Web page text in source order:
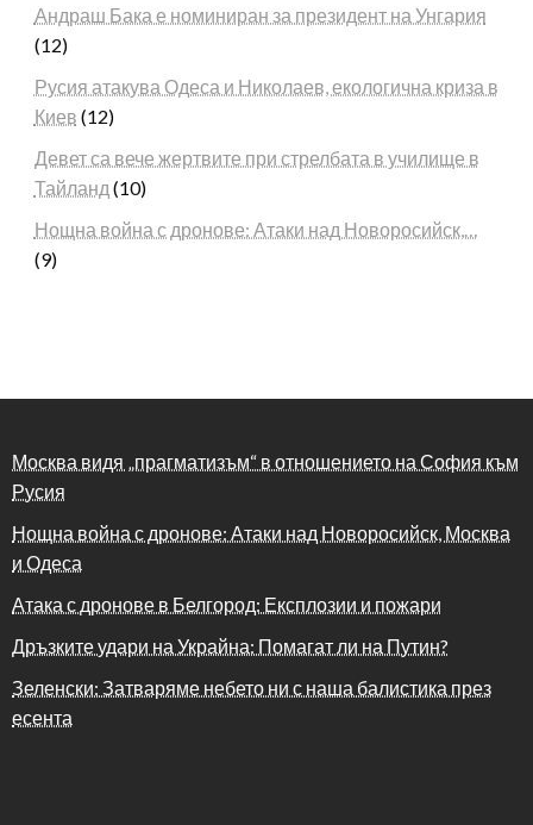
Андраш Бака е номиниран за президент на Унгария
(12)
Русия атакува Одеса и Николаев, екологична криза в
Киев (12)
Девет са вече жертвите при стрелбата в училище в
Тайланд (10)
Нощна война с дронове: Атаки над Новоросийск,…
(9)
Москва видя „прагматизъм“ в отношението на София към
Русия
Нощна война с дронове: Атаки над Новоросийск, Москва
и Одеса
Атака с дронове в Белгород: Експлозии и пожари
Дръзките удари на Украйна: Помагат ли на Путин?
Зеленски: Затваряме небето ни с наша балистика през
есента